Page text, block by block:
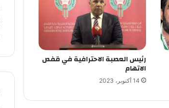
رئيس العصبة الاحترافية في قفص
الاتهام
14 أكتوبر، 2023